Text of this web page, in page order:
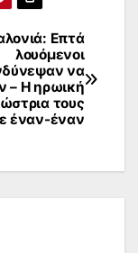
Επτά
λουόμενοι
να
– Η ηρωική
τους
έναν-έναν